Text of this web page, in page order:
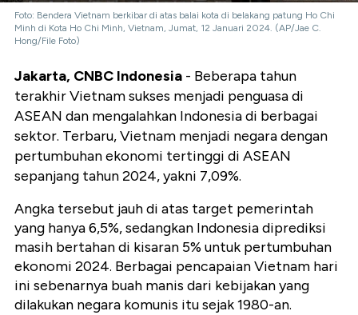
Foto: Bendera Vietnam berkibar di atas balai kota di belakang patung Ho Chi
Minh di Kota Ho Chi Minh, Vietnam, Jumat, 12 Januari 2024. (AP/Jae C.
Hong/File Foto)
Jakarta, CNBC Indonesia - Beberapa tahun
terakhir Vietnam sukses menjadi penguasa di
ASEAN dan mengalahkan Indonesia di berbagai
sektor. Terbaru, Vietnam menjadi negara dengan
pertumbuhan ekonomi tertinggi di ASEAN
sepanjang tahun 2024, yakni 7,09%.
Angka tersebut jauh di atas target pemerintah
yang hanya 6,5%, sedangkan Indonesia diprediksi
masih bertahan di kisaran 5% untuk pertumbuhan
ekonomi 2024. Berbagai pencapaian Vietnam hari
ini sebenarnya buah manis dari kebijakan yang
dilakukan negara komunis itu sejak 1980-an.